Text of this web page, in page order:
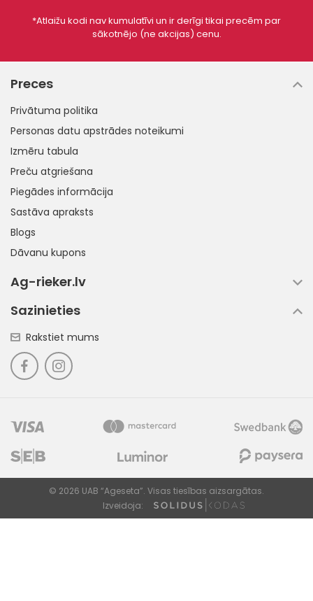
*Atlaižu kodi nav kumulatīvi un ir derīgi tikai precēm par
sākotnējo (ne akcijas) cenu.
Preces
Privātuma politika
Personas datu apstrādes noteikumi
Izmēru tabula
Preču atgriešana
Piegādes informācija
Sastāva apraksts
Blogs
Dāvanu kupons
Ag-rieker.lv
Sazinieties
Rakstiet mums
© 2026 UAB “Ageseta”. Visas tiesības aizsargātas.
Izveidoja: